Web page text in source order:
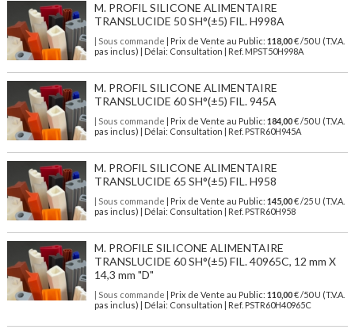
M. PROFIL SILICONE ALIMENTAIRE
TRANSLUCIDE 50 SH°(±5) FIL. H998A
| Sous commande | Prix de Vente au Public: 118,00€ /50 U (T.V.A.
pas inclus) | Délai: Consultation | Ref. MPST50H998A
M. PROFIL SILICONE ALIMENTAIRE
TRANSLUCIDE 60 SH°(±5) FIL. 945A
| Sous commande | Prix de Vente au Public: 184,00€ /50 U (T.V.A.
pas inclus) | Délai: Consultation | Ref. PSTR60H945A
M. PROFIL SILICONE ALIMENTAIRE
TRANSLUCIDE 65 SH°(±5) FIL. H958
| Sous commande | Prix de Vente au Public: 145,00€ /25 U (T.V.A.
pas inclus) | Délai: Consultation | Ref. PSTR60H958
M. PROFILE SILICONE ALIMENTAIRE
TRANSLUCIDE 60 SH°(±5) FIL. 40965C, 12 mm X
14,3 mm "D"
| Sous commande | Prix de Vente au Public: 110,00€ /50 U (T.V.A.
pas inclus) | Délai: Consultation | Ref. PSTR60H40965C